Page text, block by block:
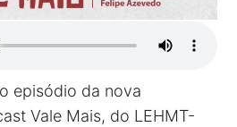
episódio da nova
Vale Mais, do LEHMT-